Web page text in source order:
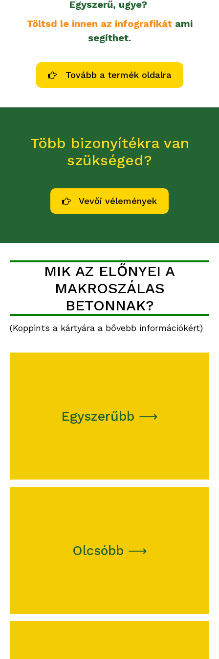
Egyszerű, ugye?
Töltsd le innen az infografikát ami
segíthet.
Tovább a termék oldalra
Több bizonyítékra van
szükséged?
Vevői vélemények
MIK AZ ELŐNYEI A
MAKROSZÁLAS
BETONNAK?
(Koppints a kártyára a bővebb információkért)
Egyszerűbb ⟶
hajlítás, kötözés és egyéb olyan munka,
Olcsóbb ⟶
akár 100.000 Ft-ot is emgspórolhatsz!
kalkulátort
és számold ki